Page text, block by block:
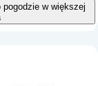
w większej